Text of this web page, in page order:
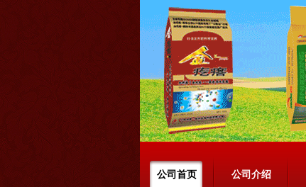
公司首页 公司介绍